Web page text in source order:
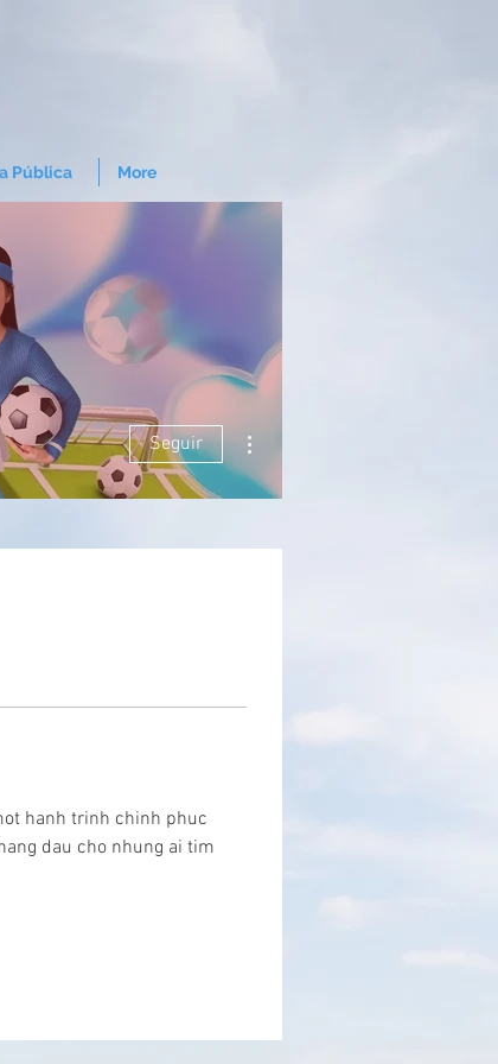
Pública More
hanh trinh chinh phuc
dau cho nhung ai tim
Seguir